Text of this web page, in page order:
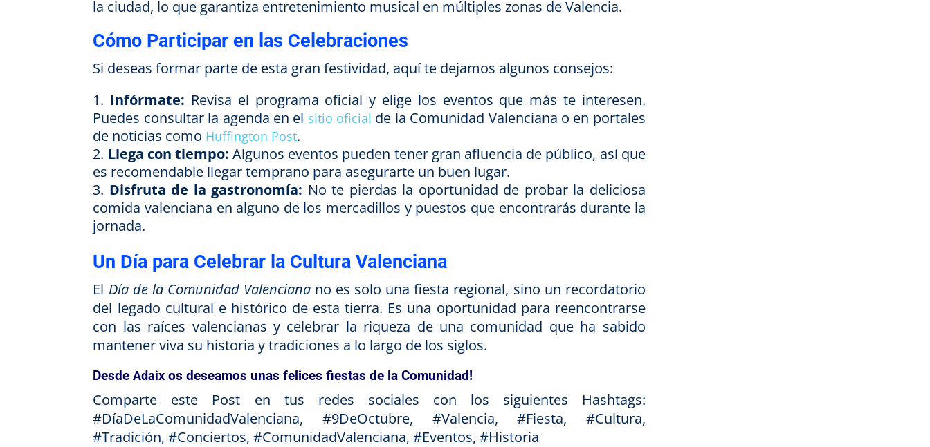
la ciudad, lo que garantiza entretenimiento musical en múltiples zonas de Valencia.
Cómo Participar en las Celebraciones
Si deseas formar parte de esta gran festividad, aquí te dejamos algunos consejos:
Infórmate: Revisa el programa oficial y elige los eventos que más te interesen.
Puedes consultar la agenda en el sitio oficial de la Comunidad Valenciana o en portales
de noticias como Huffington Post.
Llega con tiempo: Algunos eventos pueden tener gran afluencia de público, así que
es recomendable llegar temprano para asegurarte un buen lugar.
Disfruta de la gastronomía: No te pierdas la oportunidad de probar la deliciosa
comida valenciana en alguno de los mercadillos y puestos que encontrarás durante la
jornada.
Un Día para Celebrar la Cultura Valenciana
El Día de la Comunidad Valencianano es solo una fiesta regional, sino un recordatorio
del legado cultural e histórico de esta tierra. Es una oportunidad para reencontrarse
con las raíces valencianas y celebrar la riqueza de una comunidad que ha sabido
mantener viva su historia y tradiciones a lo largo de los siglos.
DesdeAdaix os deseamos unas felices fiestas de la Comunidad!
Comparte este Post en tus redes sociales con los siguientes Hashtags:
#DíaDeLaComunidadValenciana, #9DeOctubre, #Valencia, #Fiesta, #Cultura,
#Tradición, #Conciertos, #ComunidadValenciana, #Eventos, #Historia